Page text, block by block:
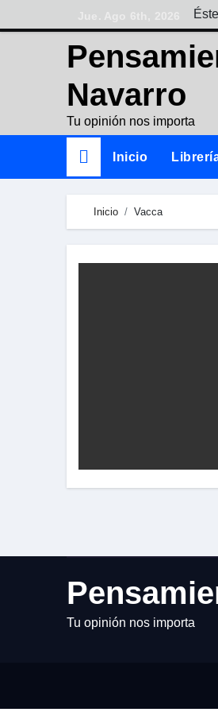
to
Navarro
Tu opinión nos importa
Inicio
Inicio Vacca
Tu opinión nos importa